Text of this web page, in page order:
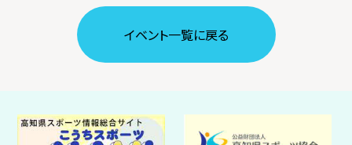
イベント⼀覧に戻る